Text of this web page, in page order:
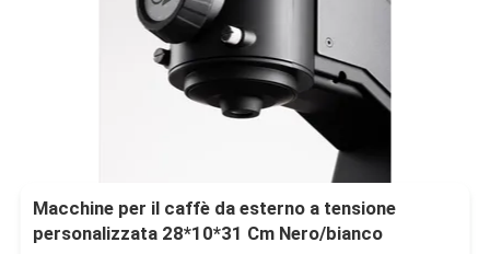
Macchine per il caffè da esterno a tensione
personalizzata 28*10*31 Cm Nero/bianco